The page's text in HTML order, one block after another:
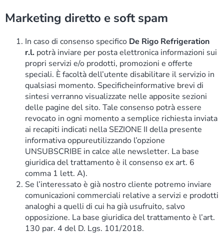
Marketing diretto e soft spam
In caso di consenso specifico De Rigo Refrigeration
r.l. potrà inviare per posta elettronica informazioni sui
propri servizi e/o prodotti, promozioni e offerte
speciali. È facoltà dell’utente disabilitare il servizio in
qualsiasi momento. Specificheinformative brevi di
sintesi verranno visualizzate nelle apposite sezioni
delle pagine del sito. Tale consenso potrà essere
revocato in ogni momento a semplice richiesta inviata
ai recapiti indicati nella SEZIONE II della presente
informativa oppureutilizzando l’opzione
UNSUBSCRIBE in calce alle newsletter. La base
giuridica del trattamento è il consenso ex art. 6
comma 1 lett. A).
Se l’interessato è già nostro cliente potremo inviare
comunicazioni commerciali relative a servizi e prodotti
analoghi a quelli di cui ha già usufruito, salvo
opposizione. La base giuridica del trattamento è l’art.
130 par. 4 del D. Lgs. 101/2018.